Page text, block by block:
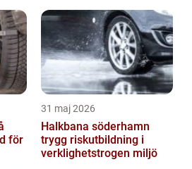
är förknippade med en
för
31 maj 2026
Halkbana söderhamn
trygg riskutbildning i
verklighetstrogen miljö